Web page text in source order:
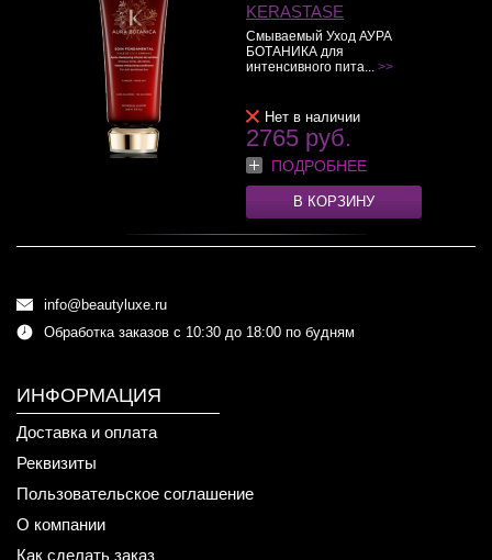
KERASTASE
Смываемый Уход АУРА
БОТАНИКА для
интенсивного пита... >>
Нет в наличии
2765 руб.
ПОДРОБНЕЕ
В КОРЗИНУ
info@beautyluxe.ru
Обработка заказов с 10:30 до 18:00 по будням
ИНФОРМАЦИЯ
Доставка и оплата
Реквизиты
Пользовательское соглашение
О компании
Как сделать заказ